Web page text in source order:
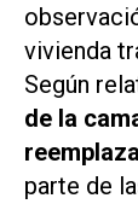
vivienda
Según
de la
parte de